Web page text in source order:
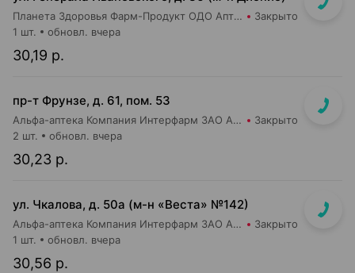
Планета Здоровья Фарм-Продукт ОДО Аптека №25 Закрыто
30,19 р.
1 шт. обновл. вчера
пр-т Фрунзе, д. 61, пом. 53
Альфа-аптека Компания Интерфарм ЗАО Аптека №16 Закрыто
30,23 р.
2 шт. обновл. вчера
ул. Чкалова, д. 50а (м-н «Веста» №142)
Альфа-аптека Компания Интерфарм ЗАО Аптека №9 Закрыто
30,56 р.
1 шт. обновл. вчера